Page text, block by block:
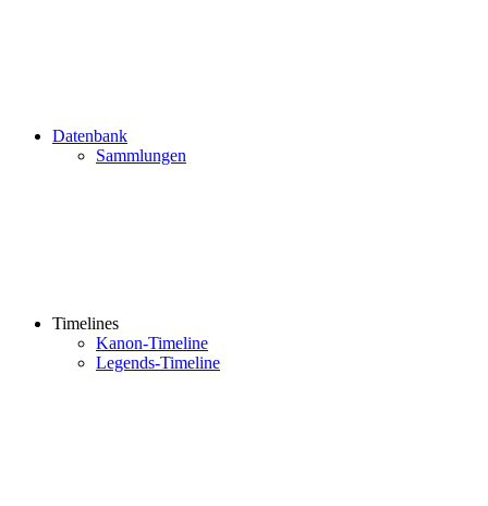
Datenbank
Sammlungen
Timelines
Kanon-Timeline
Legends-Timeline